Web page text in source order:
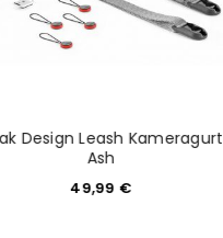
Design Leash Kameragurt
Ash
49,99 €